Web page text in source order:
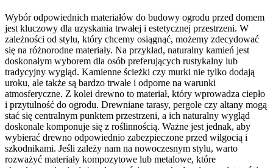
Wybór odpowiednich materiałów do budowy ogrodu przed domem
jest kluczowy dla uzyskania trwałej i estetycznej przestrzeni. W
zależności od stylu, który chcemy osiągnąć, możemy zdecydować
się na różnorodne materiały. Na przykład, naturalny kamień jest
doskonałym wyborem dla osób preferujących rustykalny lub
tradycyjny wygląd. Kamienne ścieżki czy murki nie tylko dodają
uroku, ale także są bardzo trwałe i odporne na warunki
atmosferyczne. Z kolei drewno to materiał, który wprowadza ciepło
i przytulność do ogrodu. Drewniane tarasy, pergole czy altany mogą
stać się centralnym punktem przestrzeni, a ich naturalny wygląd
doskonale komponuje się z roślinnością. Ważne jest jednak, aby
wybierać drewno odpowiednio zabezpieczone przed wilgocią i
szkodnikami. Jeśli zależy nam na nowoczesnym stylu, warto
rozważyć materiały kompozytowe lub metalowe, które